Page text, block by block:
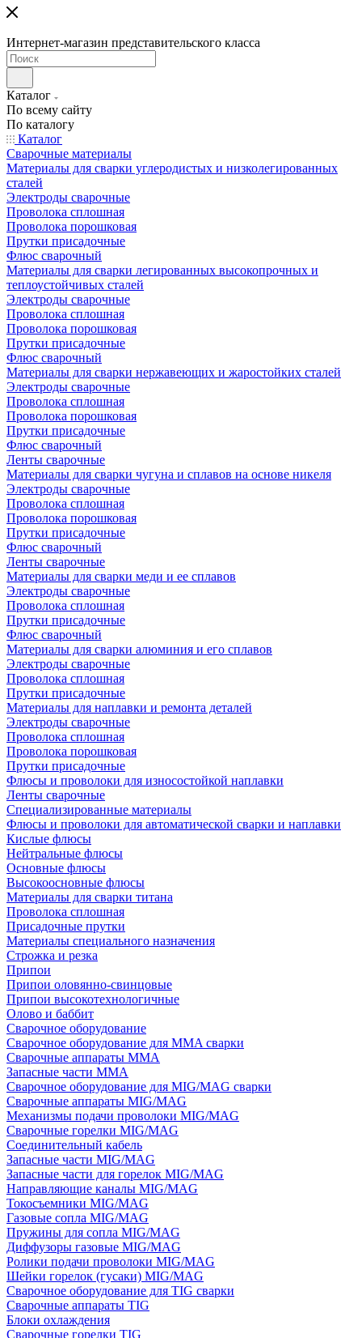
Интернет-магазин представительского класса
Каталог
По всему сайту
По каталогу
Каталог
Сварочные материалы
Материалы для сварки углеродистых и низколегированных
сталей
Электроды сварочные
Проволока сплошная
Проволока порошковая
Прутки присадочные
Флюс сварочный
Материалы для сварки легированных высокопрочных и
теплоустойчивых сталей
Электроды сварочные
Проволока сплошная
Проволока порошковая
Прутки присадочные
Флюс сварочный
Материалы для сварки нержавеющих и жаростойких сталей
Электроды сварочные
Проволока сплошная
Проволока порошковая
Прутки присадочные
Флюс сварочный
Ленты сварочные
Материалы для сварки чугуна и сплавов на основе никеля
Электроды сварочные
Проволока сплошная
Проволока порошковая
Прутки присадочные
Флюс сварочный
Ленты сварочные
Материалы для сварки меди и ее сплавов
Электроды сварочные
Проволока сплошная
Прутки присадочные
Флюс сварочный
Материалы для сварки алюминия и его сплавов
Электроды сварочные
Проволока сплошная
Прутки присадочные
Материалы для наплавки и ремонта деталей
Электроды сварочные
Проволока сплошная
Проволока порошковая
Прутки присадочные
Флюсы и проволоки для износостойкой наплавки
Ленты сварочные
Специализированные материалы
Флюсы и проволоки для автоматической сварки и наплавки
Кислые флюсы
Нейтральные флюсы
Основные флюсы
Высокоосновные флюсы
Материалы для сварки титана
Проволока сплошная
Присадочные прутки
Материалы специального назначения
Строжка и резка
Припои
Припои оловянно-свинцовые
Припои высокотехнологичные
Олово и баббит
Сварочное оборудование
Сварочное оборудование для MMA сварки
Сварочные аппараты MMA
Запасные части MMA
Сварочное оборудование для MIG/MAG сварки
Сварочные аппараты MIG/MAG
Механизмы подачи проволоки MIG/MAG
Сварочные горелки MIG/MAG
Соединительный кабель
Запасные части MIG/MAG
Запасные части для горелок MIG/MAG
Направляющие каналы MIG/MAG
Токосъемники MIG/MAG
Газовые сопла MIG/MAG
Пружины для сопла MIG/MAG
Диффузоры газовые MIG/MAG
Ролики подачи проволоки MIG/MAG
Шейки горелок (гусаки) MIG/MAG
Сварочное оборудование для TIG сварки
Сварочные аппараты TIG
Блоки охлаждения
Сварочные горелки TIG